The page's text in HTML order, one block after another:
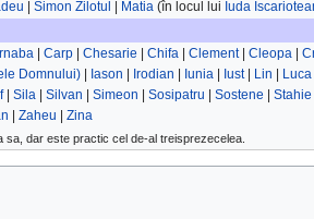
Simon Zilotul Matia (în locul lui Iuda
Carp Chesarie Chifa Clement| Cleopa
Domnului) Iason Irodian Iunia Iust| Lin
| Sila| Silvan Simeon Sosipatru Sostene Stahie
Zaheu Zina
dar este practic cel de-al treisprezecelea.